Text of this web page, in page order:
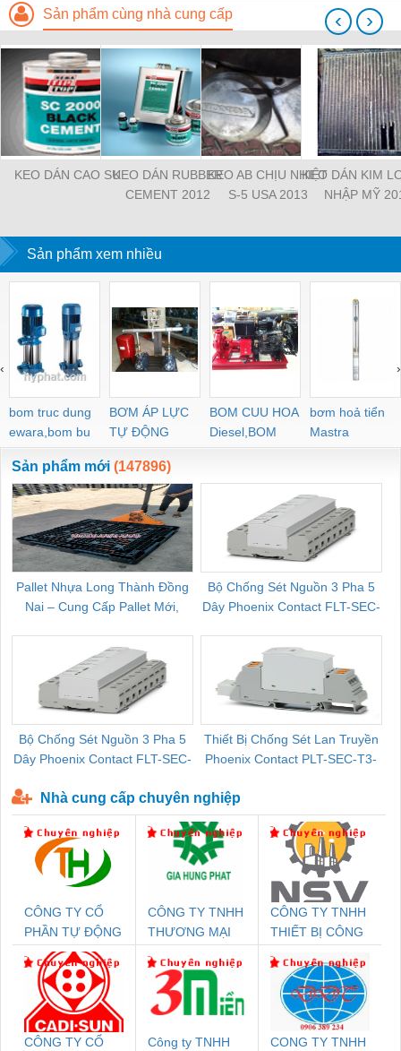
Sản phẩm cùng nhà cung cấp
KEO DÁN CAO SUKEO DÁN RUBBER
CEMENT 2012
KEO AB CHỊU NHIỆT
S-5 USA 2013
KEO DÁN KIM
NHẬP MỸ
‹ ›
Sản phẩm xem nhiều
bom truc dung
ewara,bom bu
ewara
BƠM ÁP LỰC
TỰ ĐỘNG
BOM CUU HOA
Diesel,BOM
CHUA CHAY
bơm hoả tiển
Mastra
‹ ›
Sản phẩm mới (147896)
Pallet Nhựa Long Thành Đồng
Nai – Cung Cấp Pallet Mới,
Bộ Chống Sét Nguồn 3 Pha 5
Dây Phoenix Contact FLT-SEC-
Bộ Chống Sét Nguồn 3 Pha 5
Dây Phoenix Contact FLT-SEC-
Thiết Bị Chống Sét Lan Truyền
Phoenix Contact PLT-SEC-T3-
Nhà cung cấp chuyên nghiệp
CÔNG TY CỔ
PHẦN TỰ ĐỘNG
TIẾN HƯNG
CÔNG TY TNHH
THƯƠNG MẠI
THUẬT ĐIỆN CƠ
GIA HƯNG
PHÁT
CÔNG TY TNHH
THIẾT BỊ CÔNG
SETSUBI VIỆT
NAM
CÔNG TY CỔ
Công ty TNHH
CONG TY TNHH